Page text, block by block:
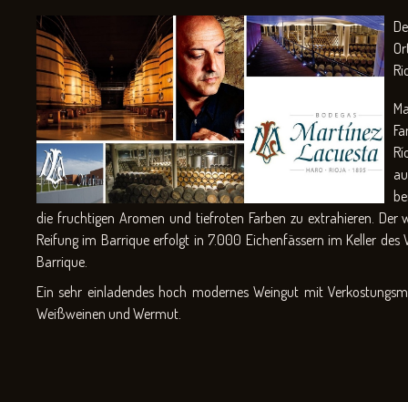
die fruchtigen Aromen und tiefroten Farben zu extrahieren.
Reifung im Barrique erfolgt in 7.000 Eichenfässern im Keller
Barrique.
Ein sehr einladendes hoch modernes Weingut mit
Weißweinen und Wermut.